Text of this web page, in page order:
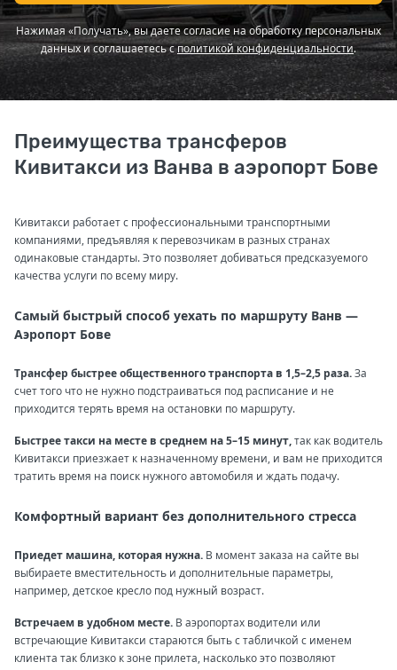
Нажимая «Получать», вы даете согласие на обработку персональных
данных и соглашаетесь сполитикой конфиденциальности.
Преимущества трансферов
Кивитакси из Ванва в аэропорт Бове
Кивитакси работает с профессиональными транспортными
компаниями, предъявляя к перевозчикам в разных странах
одинаковые стандарты. Это позволяет добиваться предсказуемого
качества услуги по всему миру.
Самый быстрый способ уехать по маршруту Ванв —
Аэропорт Бове
Трансфер быстрее общественного транспорта в 1,5–2,5 раза.За
счет того что не нужно подстраиваться под расписание и не
приходится терять время на остановки по маршруту.
Быстрее такси на месте в среднем на 5–15 минут,так как водитель
Кивитакси приезжает к назначенному времени, и вам не приходится
тратить время на поиск нужного автомобиля и ждать подачу.
Комфортный вариант без дополнительного стресса
Приедет машина, которая нужна. В момент заказа на сайте вы
выбираете вместительность и дополнительные параметры,
например, детское кресло под нужный возраст.
Встречаем в удобном месте. В аэропортах водители или
встречающие Кивитакси стараются быть с табличкой с именем
клиента так близко к зоне прилета, насколько это позволяют